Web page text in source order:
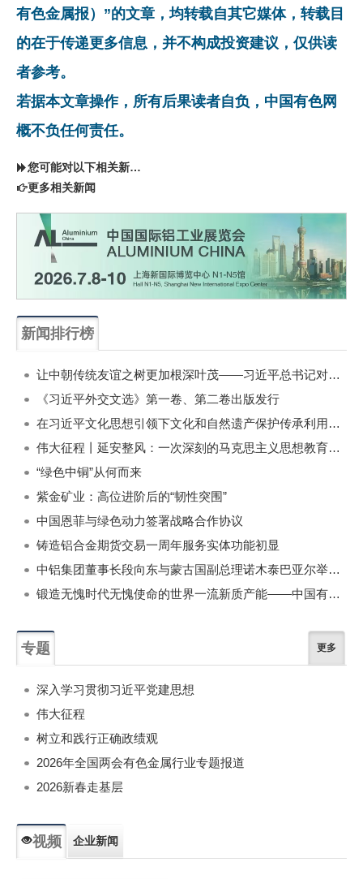
有色金属报）”的文章，均转载自其它媒体，转载目
的在于传递更多信息，并不构成投资建议，仅供读
者参考。
若据本文章操作，所有后果读者自负，中国有色网
概不负任何责任。
您可能对以下相关新闻同样感兴趣
更多相关新闻
新闻排行榜
让中朝传统友谊之树更加根深叶茂——习近平总书记对朝鲜进行国事访问纪实
《习近平外交文选》第一卷、第二卷出版发行
在习近平文化思想引领下文化和自然遗产保护传承利用工作开创新局面
伟大征程丨延安整风：一次深刻的马克思主义思想教育运动
“绿色中铜”从何而来
紫金矿业：高位进阶后的“韧性突围”
中国恩菲与绿色动力签署战略合作协议
铸造铝合金期货交易一周年服务实体功能初显
中铝集团董事长段向东与蒙古国副总理诺木泰巴亚尔举行会谈
锻造无愧时代无愧使命的世界一流新质产能——中国有色金属工业的战略应对与破局之道（二）
专题 更多
深入学习贯彻习近平党建思想
伟大征程
树立和践行正确政绩观
2026年全国两会有色金属行业专题报道
2026新春走基层
视频 企业新闻